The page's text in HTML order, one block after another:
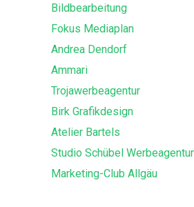
Bildbearbeitung
Fokus Mediaplan
Andrea Dendorf
Ammari
Trojawerbeagentur
Birk Grafikdesign
Atelier Bartels
Studio Schübel Werbeagentur
Marketing-Club Allgäu